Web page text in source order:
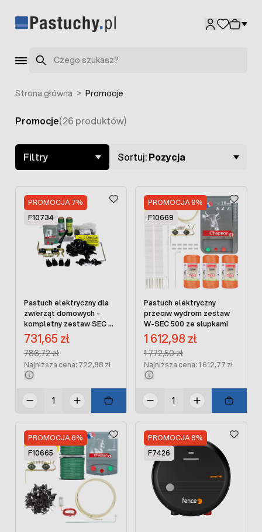
Szukaj
Strona główna > Promocje
Skip to product list
Promocje(26 produktów)
Filtry Sortuj:Pozycja
PROMOCJA 7%
F10734
Pastuch elektryczny dla
zwierząt domowych -
kompletny zestaw SEC B
Home 200 z plecionką
Cena promocyjna:
731,65 zł
Regular Price:
786,72 zł
Najniższa cena: 722,88 zł
PROMOCJA 9%
F10669
Pastuch elektryczny
przeciw wydrom zestaw
W-SEC 500 ze słupkami
Cena promocyjna:
1 612,98 zł
Regular Price:
1 772,50 zł
Najniższa cena: 1 612,77 zł
PROMOCJA 6%
F10665
PROMOCJA 9%
F7426